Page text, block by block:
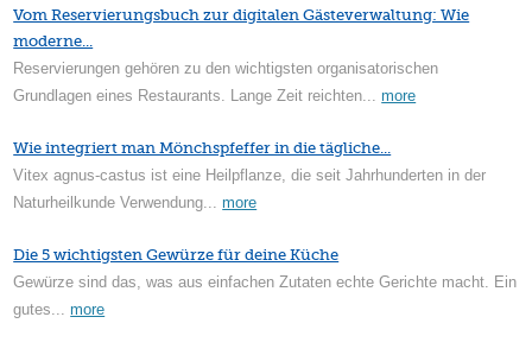
Vom Reservierungsbuch zur digitalen Gästeverwaltung: Wie
moderne...
Reservierungen gehören zu den wichtigsten organisatorischen
Grundlagen eines Restaurants. Lange Zeit reichten...more
Wie integriert man Mönchspfeffer in die tägliche...
Vitex agnus-castus ist eine Heilpflanze, die seit Jahrhunderten in der
Naturheilkunde Verwendung...more
Die 5 wichtigsten Gewürze für deine Küche
Gewürze sind das, was aus einfachen Zutaten echte Gerichte macht. Ein
gutes...more